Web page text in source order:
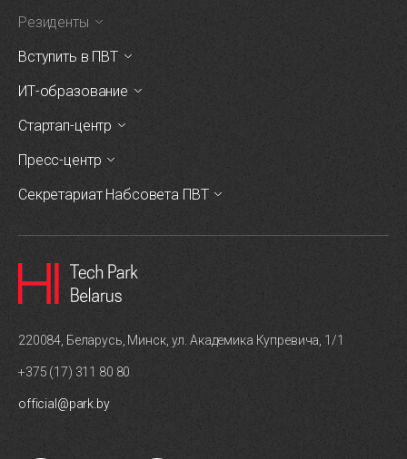
Резиденты
Вступить в ПВТ
ИТ-образование
Стартап-центр
Пресс-центр
Секретариат Набсовета ПВТ
220084, Беларусь, Минск, ул. Академика Купревича, 1/1
+375 (17) 311 80 80
official@park.by